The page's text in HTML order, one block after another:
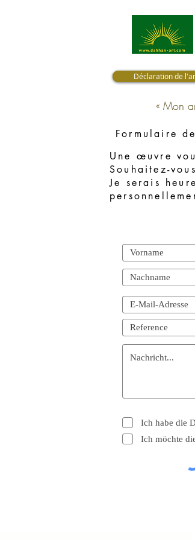
Déclaration de
« Mon
Une œuvre
Souhaitez-
Je serais
Formulaire
Ich habe die
Ich möchte